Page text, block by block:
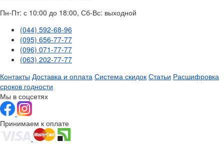
Пн-Пт: с 10:00 до 18:00, Сб-Вс: выходной
(044) 592-68-96
(095) 656-77-77
(096) 071-77-77
(063) 202-77-77
Контакты Доставка и оплата Система скидок Статьи Расшифровка
сроков годности
Мы в соцсетях
Принимаем к оплате